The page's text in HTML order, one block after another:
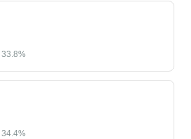
33.8%
34.4%